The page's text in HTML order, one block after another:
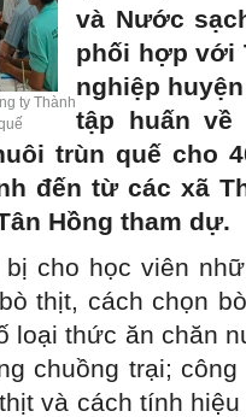
ty Thành
và Nước
phối hợp với
nghiệp
tập huấn
trùn quế cho
đến từ các xã
Hồng tham dự.
cho học viên
thịt, cách chọn
loại thức ăn chăn
chuồng trại;
và cách tính